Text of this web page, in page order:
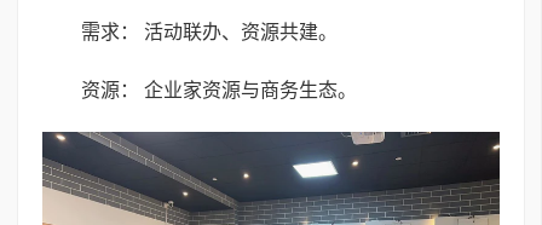
需求： 活动联办、资源共建。
资源： 企业家资源与商务生态。